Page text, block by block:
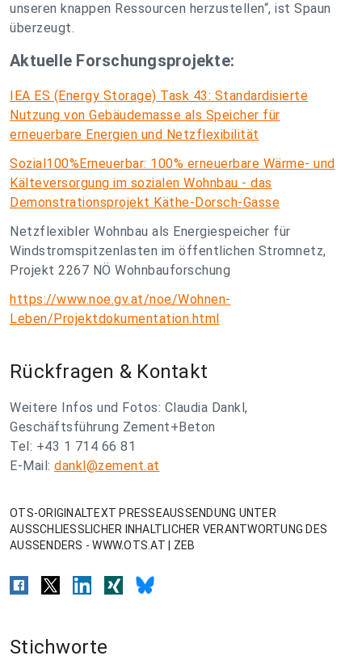
unseren knappen Ressourcen herzustellen“, ist Spaun
überzeugt.
Aktuelle Forschungsprojekte:
IEA ES (Energy Storage) Task 43: Standardisierte
Nutzung von Gebäudemasse als Speicher für
erneuerbare Energien und Netzflexibilität
Sozial100%Erneuerbar: 100% erneuerbare Wärme- und
Kälteversorgung im sozialen Wohnbau - das
Demonstrationsprojekt Käthe-Dorsch-Gasse
Netzflexibler Wohnbau als Energiespeicher für
Windstromspitzenlasten im öffentlichen Stromnetz,
Projekt 2267 NÖ Wohnbauforschung
https://www.noe.gv.at/noe/Wohnen-
Leben/Projektdokumentation.html
Rückfragen & Kontakt
Weitere Infos und Fotos: Claudia Dankl,
Geschäftsführung Zement+Beton
Tel: +43 1 714 66 81
E-Mail: dankl@zement.at
OTS-ORIGINALTEXT PRESSEAUSSENDUNG UNTER
AUSSCHLIESSLICHER INHALTLICHER VERANTWORTUNG DES
AUSSENDERS - WWW.OTS.AT | ZEB
Stichworte